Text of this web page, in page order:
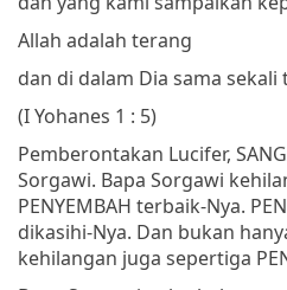
Allah adalah terang
dan di dalam Dia sama
(I Yohanes 1 : 5)
Pemberontakan Lucifer,
Sorgawi. Bapa Sorgawi
PENYEMBAH terbaik-Nya.
dikasihi-Nya. Dan bukan
kehilangan juga sepertiga